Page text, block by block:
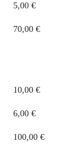
5,00 €
70,00 €
10,00 €
6,00 €
100,00 €